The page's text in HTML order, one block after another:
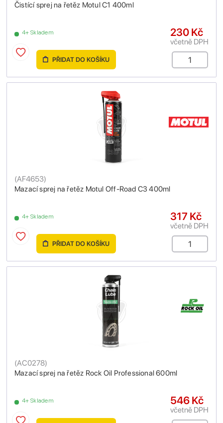
Čistící sprej na řetěz Motul C1 400ml
4+ Skladem 230 Kč
včetně DPH
PŘIDAT DO KOŠÍKU
Mazací sprej na řetěz Motul Off-Road C3 400ml
(AF4653)
4+ Skladem 317 Kč
včetně DPH
PŘIDAT DO KOŠÍKU
Mazací sprej na řetěz Rock Oil Professional 600ml
(AC0278)
4+ Skladem 546 Kč
včetně DPH